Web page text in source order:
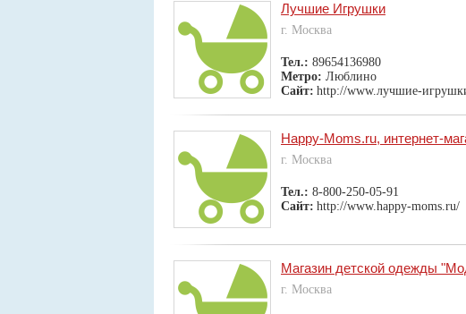
Лучшие Игрушки
г. Москва
Тел.: 89654136980
Метро: Люблино
Сайт: http://www.лучшие-
Happy-Moms.ru, интернет-
г. Москва
Тел.: 8-800-250-05-91
Сайт: http://www.happy-moms.ru/
Магазин детской одежды
г. Москва